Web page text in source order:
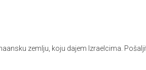
zemlju, koju dajem Izraelcima.